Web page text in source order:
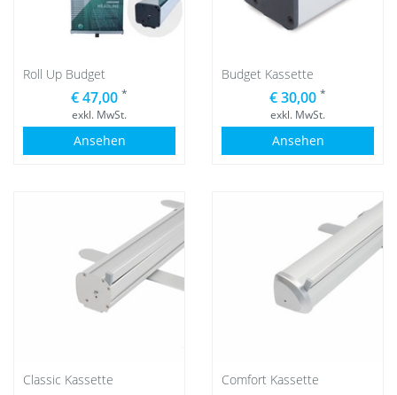
Roll Up Budget
€ 47,00 *
exkl. MwSt.
Ansehen
Budget Kassette
€ 30,00 *
exkl. MwSt.
Ansehen
Classic Kassette Comfort Kassette